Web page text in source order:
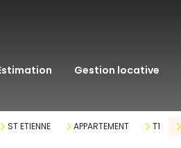
estimation gestion locative
ST ETIENNE APPARTEMENT T1